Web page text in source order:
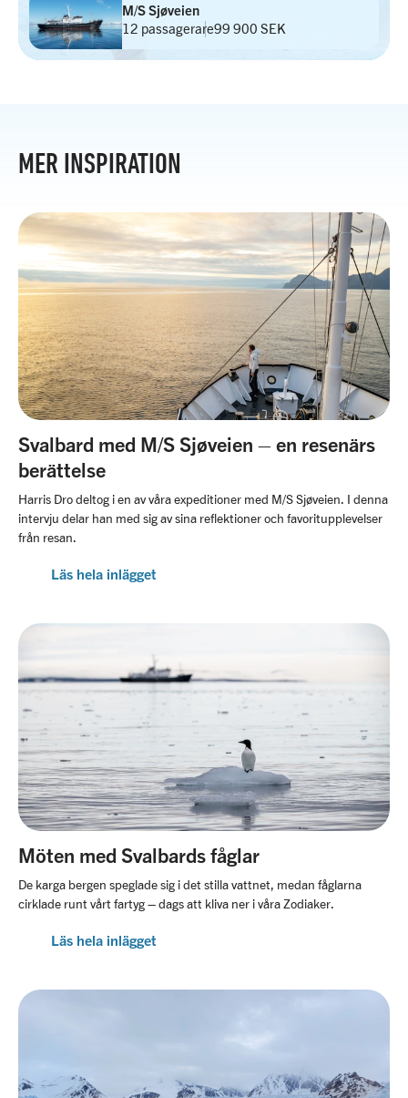
M/S Sjøveien
12 passagerare99 900 SEK
MER INSPIRATION
Svalbard med M/S Sjøveien – en resenärs
berättelse
Harris Dro deltog i en av våra expeditioner med M/S Sjøveien. I denna
intervju delar han med sig av sina reflektioner och favoritupplevelser
från resan.
Läs hela inlägget
Möten med Svalbards fåglar
De karga bergen speglade sig i det stilla vattnet, medan fåglarna
cirklade runt vårt fartyg – dags att kliva ner i våra Zodiaker.
Läs hela inlägget